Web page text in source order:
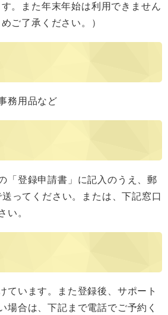
。また年末年始は利用できません
ご了承ください。）
務用品など
「登録申請書」に記入のうえ、郵
ってください。または、下記窓口
い。
います。また登録後、サポート
場合は、下記まで電話でご予約く